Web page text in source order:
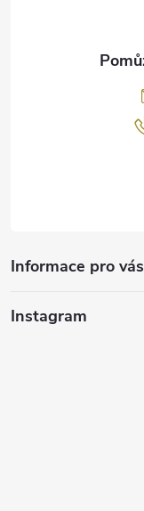
Informace pro vás
Instagram